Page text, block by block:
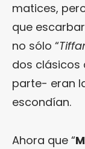
matices,
que
no sólo “
dos clásicos
parte- eran
escondían.
Ahora que “